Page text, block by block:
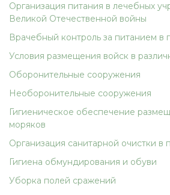
Организация питания в лечебных
Великой Отечественной войны
Врачебный контроль за питанием в
Условия размещения войск в
Оборонительные сооружения
Необоронительные сооружения
Гигиеническое обеспечение
моряков
Организация санитарной очистки в
Гигиена обмундирования и обуви
Уборка полей сражений